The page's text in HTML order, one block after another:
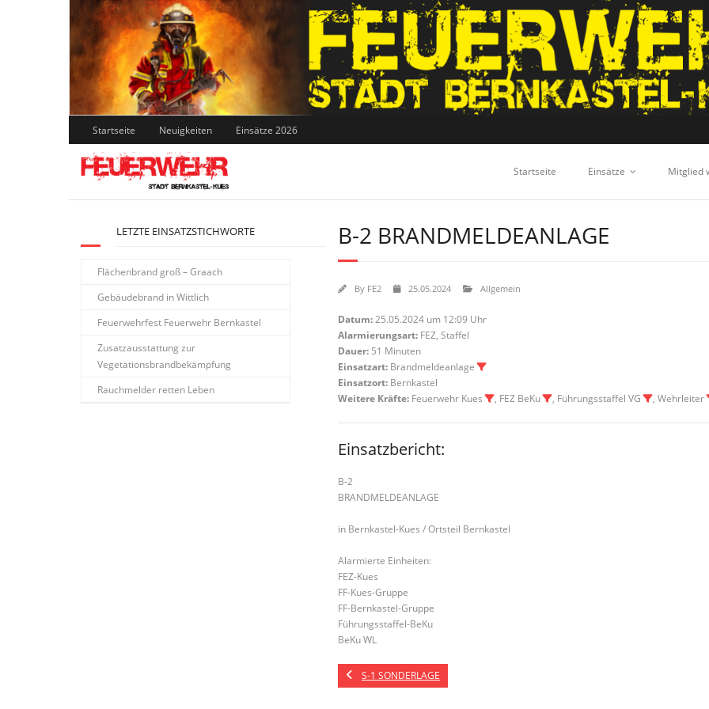
Skip
to
content
Startseite Neuigkeiten Einsätze 2026
Startseite Einsätze Mitglied
B-2 BRANDMELDEANLAGE
By FE2 25.05.2024 Allgemein
Datum:25.05.2024 um 12:09 Uhr
Alarmierungsart: FEZ, Staffel
Dauer: 51 Minuten
Einsatzart: Brandmeldeanlage
Einsatzort: Bernkastel
Weitere Kräfte: Feuerwehr Kues , FEZ BeKu , Führungsstaffel VG , Wehrleiter
Einsatzbericht:
B-2
BRANDMELDEANLAGE
in Bernkastel-Kues / Ortsteil Bernkastel
Alarmierte Einheiten:
FEZ-Kues
FF-Kues-Gruppe
FF-Bernkastel-Gruppe
Führungsstaffel-BeKu
BeKu WL
S-1 SONDERLAGE
LETZTE EINSATZSTICHWORTE
Flächenbrand groß – Graach
Gebäudebrand in Wittlich
Feuerwehrfest Feuerwehr Bernkastel
Zusatzausstattung zur
Vegetationsbrandbekämpfung
Rauchmelder retten Leben